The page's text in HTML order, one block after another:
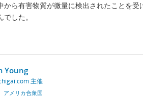
から有害物質が微量に検出されたことを
した。
Young
主催
アメリカ合衆国